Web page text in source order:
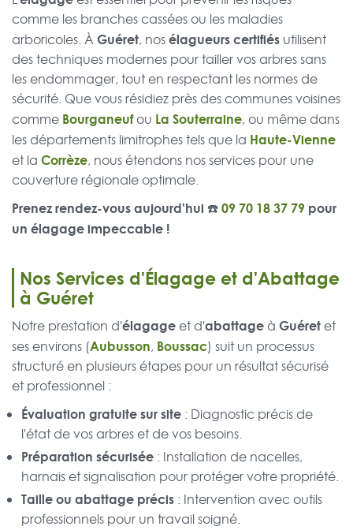
comme les branches cassées ou les maladies
arboricoles. ÀGuéret, nosélagueurs certifiés utilisent
des techniques modernes pour tailler vos arbres sans
les endommager, tout en respectant les normes de
sécurité. Que vous résidiez près des communes voisines
comme Bourganeufou La Souterraine, ou même dans
les départements limitrophes tels que la Haute-Vienne
et la Corrèze, nous étendons nos services pour une
couverture régionale optimale.
Prenez rendez-vous aujourd'hui ☎️09 70 18 37 79 pour
un élagage impeccable !
Nos Services d'Élagage et d'Abattage
à Guéret
Notre prestation d'élagage et d'abattageà Guéret et
ses environs (Aubusson, Boussac) suit un processus
structuré en plusieurs étapes pour un résultat sécurisé
et professionnel :
Évaluation gratuite sur site : Diagnostic précis de
l'état de vos arbres et de vos besoins.
Préparation sécurisée : Installation de nacelles,
harnais et signalisation pour protéger votre propriété.
Taille ou abattage précis : Intervention avec outils
professionnels pour un travail soigné.